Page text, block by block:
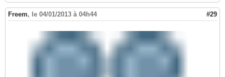
Freem, le 04/01/2013 à 04h44 #29